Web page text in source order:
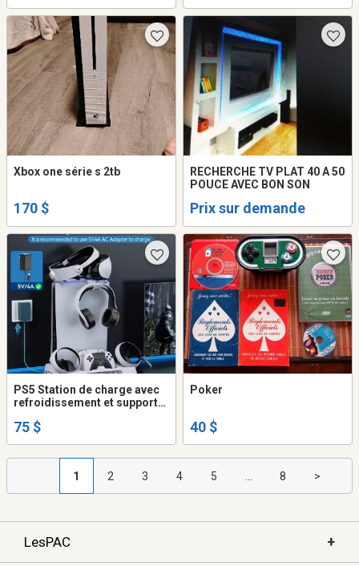
Xbox one série s 2tb
170 $
RECHERCHE TV PLAT 40 A 50
POUCE AVEC BON SON
Prix sur demande
PS5 Station de charge avec
refroidissement et support
75 $
Poker
40 $
1 2 3 4 5 8 >
LesPAC +